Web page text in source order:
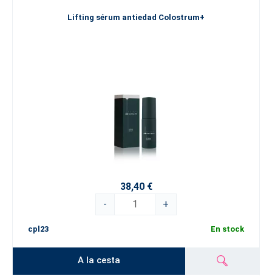
Lifting sérum antiedad Colostrum+
38,40 €
-
+
cpl23 En stock
A la cesta